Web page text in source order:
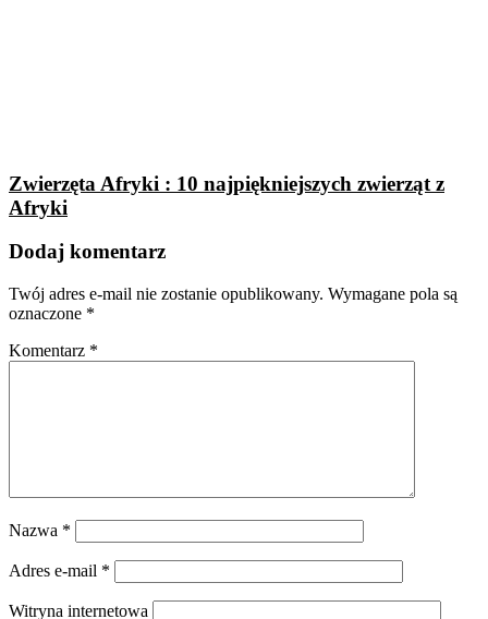
Zwierzęta Afryki : 10 najpiękniejszych zwierząt z
Afryki
Dodaj komentarz
Twój adres e-mail nie zostanie opublikowany. Wymagane pola są
oznaczone *
Komentarz *
Nazwa *
Adres e-mail *
Witryna internetowa